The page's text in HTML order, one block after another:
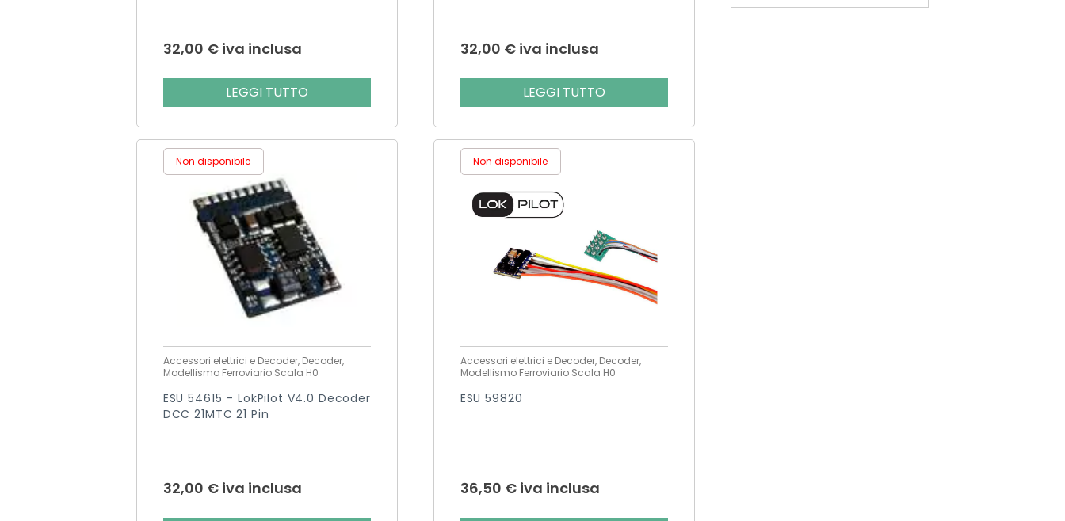
32,00 € iva inclusa
LEGGI TUTTO
32,00 € iva inclusa
LEGGI TUTTO
Non disponibile
Accessori elettrici e Decoder, Decoder,
Modellismo Ferroviario Scala H0
ESU 54615 – LokPilot V4.0 Decoder
DCC 21MTC 21 Pin
32,00 € iva inclusa
Non disponibile
Accessori elettrici e Decoder, Decoder,
Modellismo Ferroviario Scala H0
ESU 59820
36,50 € iva inclusa